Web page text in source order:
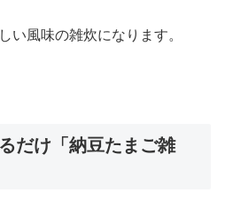
い風味の雑炊になります。
だけ「納豆たまご雑